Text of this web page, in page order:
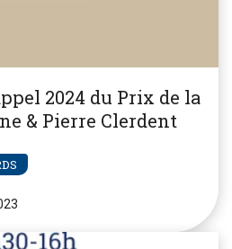
2024 du Prix de la
& Pierre Clerdent